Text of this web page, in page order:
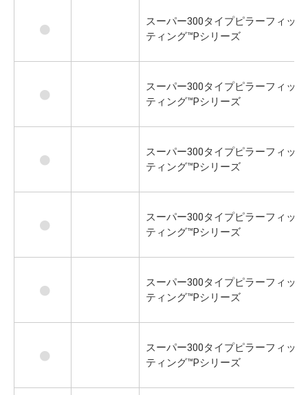
スーパー300タイプピラーフィッ
ティング™Pシリーズ
スーパー300タイプピラーフィッ
ティング™Pシリーズ
スーパー300タイプピラーフィッ
ティング™Pシリーズ
スーパー300タイプピラーフィッ
ティング™Pシリーズ
スーパー300タイプピラーフィッ
ティング™Pシリーズ
スーパー300タイプピラーフィッ
ティング™Pシリーズ